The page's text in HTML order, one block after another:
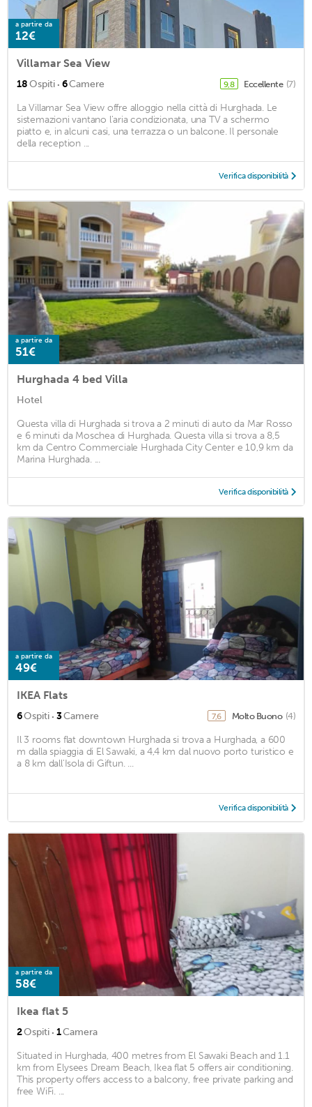
a partire da
12€
Villamar Sea View
18Ospiti · 6Camere 9,8 Eccellente (7)
La Villamar Sea View offre alloggio nella città di Hurghada. Le
sistemazioni vantano l'aria condizionata, una TV a schermo
piatto e, in alcuni casi, una terrazza o un balcone. Il personale
della reception ...
Verifica disponibilità
a partire da
51€
Hurghada 4 bed Villa
Hotel
Questa villa di Hurghada si trova a 2 minuti di auto da Mar Rosso
e 6 minuti da Moschea di Hurghada. Questa villa si trova a 8,5
km da Centro Commerciale Hurghada City Center e 10,9 km da
Marina Hurghada. ...
Verifica disponibilità
a partire da
49€
IKEA Flats
6Ospiti · 3Camere 7,6 Molto Buono (4)
Il 3 rooms flat downtown Hurghada si trova a Hurghada, a 600
m dalla spiaggia di El Sawaki, a 4,4 km dal nuovo porto turistico e
a 8 km dall'Isola di Giftun. ...
Verifica disponibilità
a partire da
58€
Ikea flat 5
2Ospiti · 1Camera
Situated in Hurghada, 400 metres from El Sawaki Beach and 1.1
km from Elysees Dream Beach, Ikea flat 5 offers air conditioning.
This property offers access to a balcony, free private parking and
free WiFi. ...